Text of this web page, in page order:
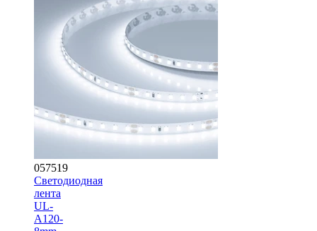
057519
Светодиодная
лента
UL-
A120-